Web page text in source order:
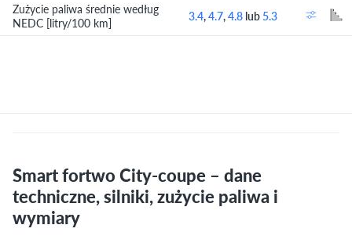
Zużycie paliwa średnie według
NEDC [litry/100 km]
3.4,4.7,4.8 lub 5.3
Smart fortwo City-coupe – dane
techniczne, silniki, zużycie paliwa i
wymiary